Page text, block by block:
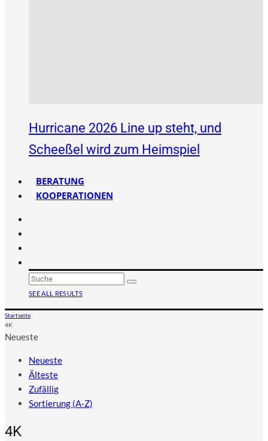
Hurricane 2026 Line up steht, und
Scheeßel wird zum Heimspiel
BERATUNG
KOOPERATIONEN
SEE ALL RESULTS
Startseite
4K
Neueste
Neueste
Älteste
Zufällig
Sortierung (A-Z)
4K